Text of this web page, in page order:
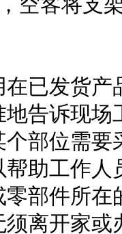
空客将支
在已发货
告诉现
部位需
助工作
部件所
离开家